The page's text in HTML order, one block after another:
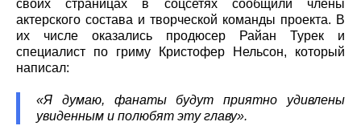
своих страницах в соцсетях сообщили члены
актерского состава и творческой команды проекта. В
их числе оказались продюсер Райан Турек и
специалист по гриму Кристофер Нельсон, который
написал:
«Я думаю, фанаты будут приятно удивлены
увиденным и полюбят эту главу».